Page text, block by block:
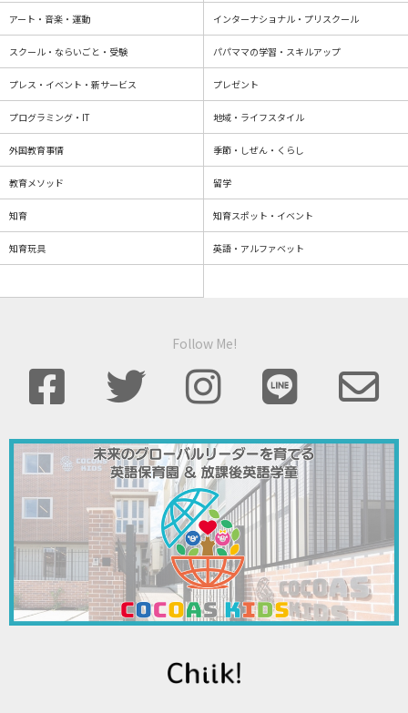
アート・音楽・運動 インターナショナル・プリスクール
スクール・ならいごと・受験 パパママの学習・スキルアップ
プレス・イベント・新サービス プレゼント
プログラミング・IT 地域・ライフスタイル
外国教育事情 季節・しぜん・くらし
教育メソッド 留学
知育 知育スポット・イベント
知育玩具 英語・アルファベット
Follow Me!